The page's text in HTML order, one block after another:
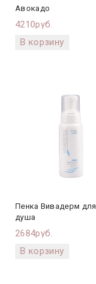
Авокадо
4210руб.
Пенка Вивадерм для
душа
2684руб.